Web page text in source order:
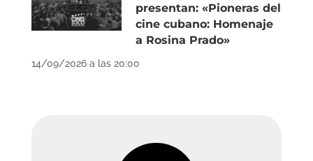
presentan: «Pioneras del
cine cubano: Homenaje
a Rosina Prado»
14/09/2026 a las 20:00